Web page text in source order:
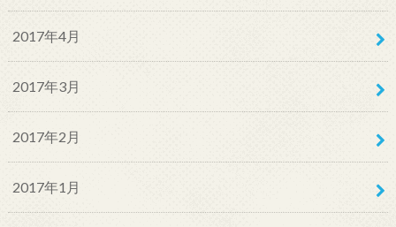
2017年4月
2017年3月
2017年2月
2017年1月